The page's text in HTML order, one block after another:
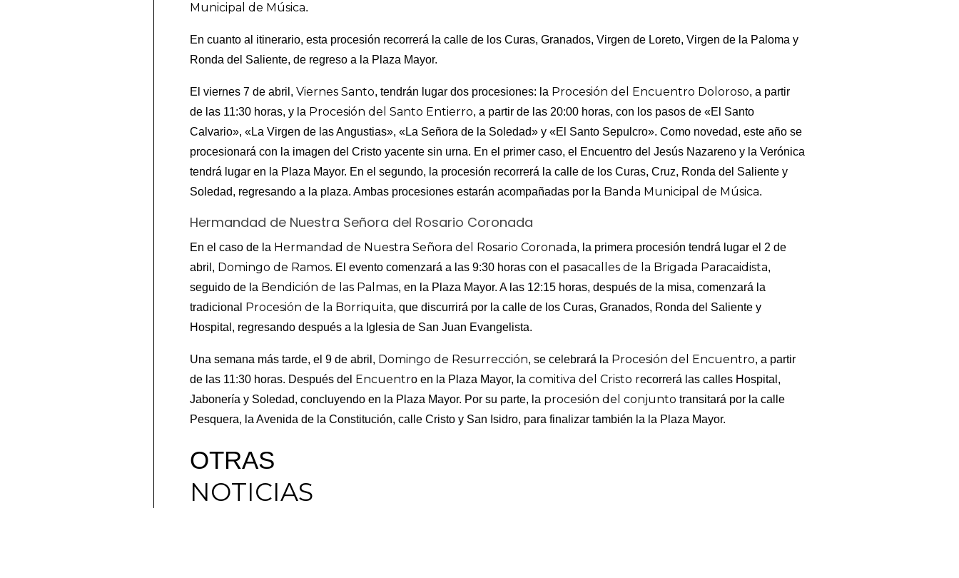
Municipal de Música.
En cuanto al itinerario, esta procesión recorrerá la calle de los Curas, Granados, Virgen de Loreto, Virgen de la Paloma y
Ronda del Saliente, de regreso a la Plaza Mayor.
El viernes 7 de abril,Viernes Santo, tendrán lugar dos procesiones: la Procesión del Encuentro Doloroso, a partir
de las 11:30 horas, y la Procesión del Santo Entierro, a partir de las 20:00 horas, con los pasos de «El Santo
Calvario», «La Virgen de las Angustias», «La Señora de la Soledad» y «El Santo Sepulcro». Como novedad, este año se
procesionará con la imagen del Cristo yacente sin urna. En el primer caso, el Encuentro del Jesús Nazareno y la Verónica
tendrá lugar en la Plaza Mayor. En el segundo, la procesión recorrerá la calle de los Curas, Cruz, Ronda del Saliente y
Soledad, regresando a la plaza. Ambas procesiones estarán acompañadas por la Banda Municipal de Música.
Hermandad de Nuestra Señora del Rosario Coronada
En el caso de la Hermandad de Nuestra Señora del Rosario Coronada, la primera procesión tendrá lugar el 2 de
abril, Domingo de Ramos. El evento comenzará a las 9:30 horas con el pasacalles de la Brigada Paracaidista,
seguido de la Bendición de las Palmas, en la Plaza Mayor. A las 12:15 horas, después de la misa, comenzará la
tradicional Procesión de la Borriquita, que discurrirá por la calle de los Curas, Granados, Ronda del Saliente y
Hospital, regresando después a la Iglesia de San Juan Evangelista.
Una semana más tarde, el 9 de abril, Domingo de Resurrección, se celebrará la Procesión del Encuentro, a partir
de las 11:30 horas. Después del Encuentro en la Plaza Mayor, lacomitiva del Cristo recorrerá las calles Hospital,
Jabonería y Soledad, concluyendo en la Plaza Mayor. Por su parte, la procesión del conjunto transitará por la calle
Pesquera, la Avenida de la Constitución, calle Cristo y San Isidro, para finalizar también la la Plaza Mayor.
OTRAS
NOTICIAS